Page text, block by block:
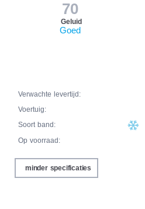
70
Geluid
Goed
Verwachte levertijd:
Voertuig:
Soort band:
Op voorraad:
minder specificaties